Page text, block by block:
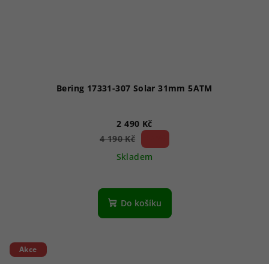
Bering 17331-307 Solar 31mm 5ATM
2 490 Kč
4 190 Kč
Skladem
Do košíku
Akce